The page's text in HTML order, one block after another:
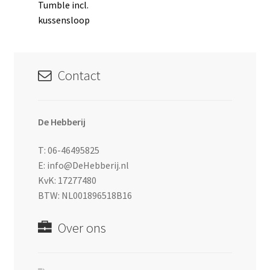
navigatie
bericht:
Tumble incl.
kussensloop
Contact
De Hebberij
T: 06-46495825
E: info@DeHebberij.nl
KvK: 17277480
BTW: NL001896518B16
Over ons